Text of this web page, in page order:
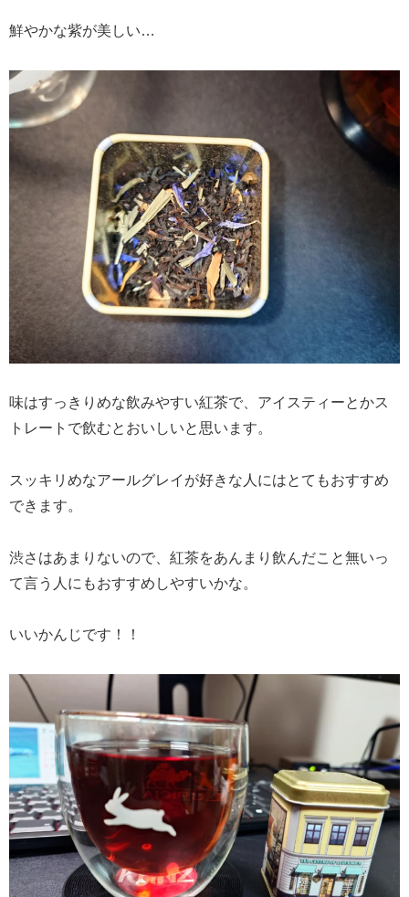
鮮やかな紫が美しい…
味はすっきりめな飲みやすい紅茶で、アイスティーとかス
トレートで飲むとおいしいと思います。
スッキリめなアールグレイが好きな人にはとてもおすすめ
できます。
渋さはあまりないので、紅茶をあんまり飲んだこと無いっ
て言う人にもおすすめしやすいかな。
いいかんじです！！